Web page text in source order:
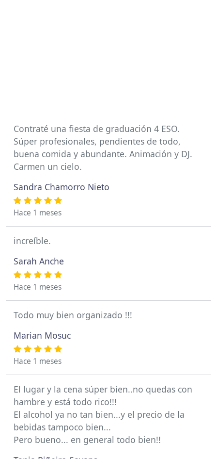
Contraté una fiesta de graduación 4 ESO.
Súper profesionales, pendientes de todo,
buena comida y abundante. Animación y DJ.
Carmen un cielo.
Sandra Chamorro Nieto
Hace 1 meses
increíble.
Sarah Anche
Hace 1 meses
Todo muy bien organizado !!!
Marian Mosuc
Hace 1 meses
El lugar y la cena súper bien..no quedas con
hambre y está todo rico!!!
El alcohol ya no tan bien...y el precio de la
bebidas tampoco bien...
Pero bueno... en general todo bien!!